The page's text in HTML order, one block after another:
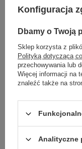
jasny różowy
Masz pytanie?
Konfiguracja
Dbamy o Twoją
Sklep korzysta z
Polityką dotyczącą
przechowywania lub
Więcej informacji na
znaleźć także na
Analityczne